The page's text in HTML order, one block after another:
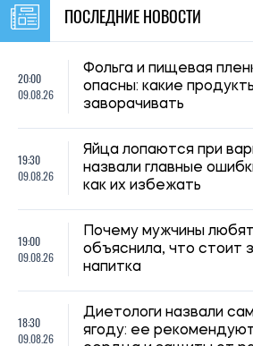
18:30
09.08.26
ягоду: ее
18:00
Кто в Украине может
коммуналку: список
необходимые
17:30
09.08.26
Цены на товары могут
20% из-за
17:00
09.08.26
Зарплаты учителей
сколько педагоги
сентября
09.08.26
Школы Киева могут
дистанционку: